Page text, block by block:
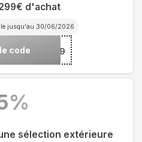
d'achat
jusqu'au 30/06/2026
code***IT299
sélection extérieure
%